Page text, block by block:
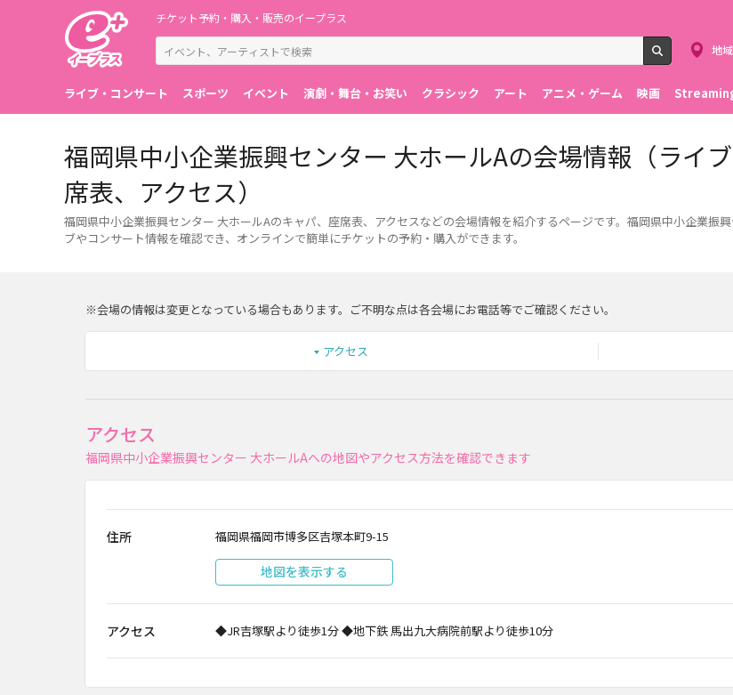
チケット予約・購入・販売のイープラス
検索
地
ライブ・コンサート スポーツ イベント 演劇・舞台・お笑い クラシック アート アニメ・ゲーム 映画
福岡県中小企業振興センター 大ホールAの会場情報（ライ
席表、アクセス）
福岡県中小企業振興センター 大ホールAのキャパ、座席表、アクセスなどの会場情報を紹介するページです。福岡県中小企業振
ブやコンサート情報を確認でき、オンラインで簡単にチケットの予約・購入ができます。
※会場の情報は変更となっている場合もあります。ご不明な点は各会場にお電話等でご確認ください。
アクセス
アクセス
福岡県中小企業振興センター 大ホールAへの地図やアクセス方法を確認できます
住所 福岡県福岡市博多区吉塚本町9-15
地図を表示する
アクセス ◆JR吉塚駅より徒歩1分 ◆地下鉄 馬出九大病院前駅より徒歩10分